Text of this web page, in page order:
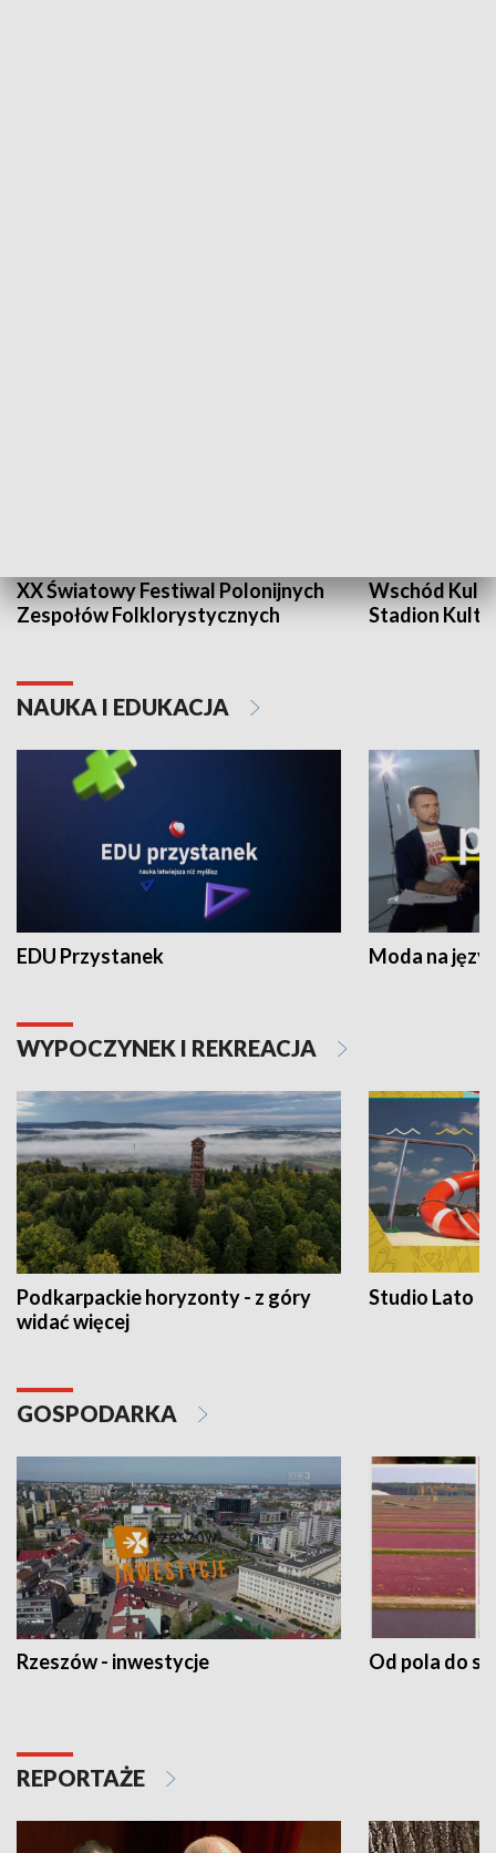
XX Światowy Festiwal Polonijnych
Zespołów Folklorystycznych
Wschód
Stadion
NAUKA I EDUKACJA
EDU Przystanek Moda na
WYPOCZYNEK I REKREACJA
Podkarpackie horyzonty - z góry
widać więcej
Studio Lato
GOSPODARKA
Rzeszów - inwestycje Od pola do
REPORTAŻE